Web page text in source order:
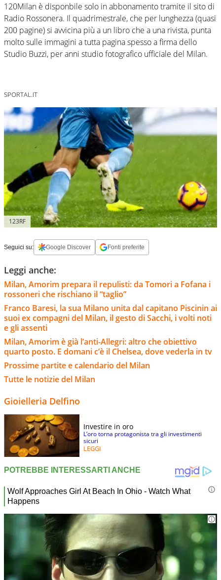
120Milan è disponbile solo in abbonamento tramite il sito di
Radio Rossonera. Il quadrimestrale, che per lunghezza (quasi
200 pagine) si avvicina più a un libro che a una rivista, punta
molto sulle immagini a tutta pagina spesso a firma dello
Studio Buzzi, per anni studio fotografico ufficiale del Milan.
SPORTAL.IT
123RF
Seguici su: Google Discover Fonti preferite
Leggi anche:
Milan, Amorim prepara il repulisti: da Tomori a Fofana i
rossoneri che rischiano il “taglio”
Franco Baresi, la sua Milano unita dal capitano Piscinin ai
suoi ex compagni del Milan, il gesto di Sacchi, i volti noti
e gli assenti
Milan, Amorim è già l’anti-Allegri: altro che obiettivo
quarto posto. E domani c’è il Chelsea, dove vederla in tv
Prossime partite e calendario del Milan
Tutte le notizie del Milan
Gioielleria Delfino
Investire in oro
L’oro torna protagonista tra gli investimenti
sicuri
LEGGI